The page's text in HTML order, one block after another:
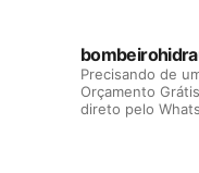
Precisando de
Orçamento
direto pelo